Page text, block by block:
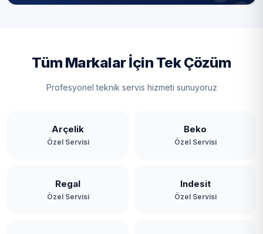
Tüm Markalar İçin Tek Çözüm
Profesyonel teknik servis hizmeti sunuyoruz
Arçelik
Özel Servisi
Beko
Özel Servisi
Regal
Özel Servisi
Indesit
Özel Servisi